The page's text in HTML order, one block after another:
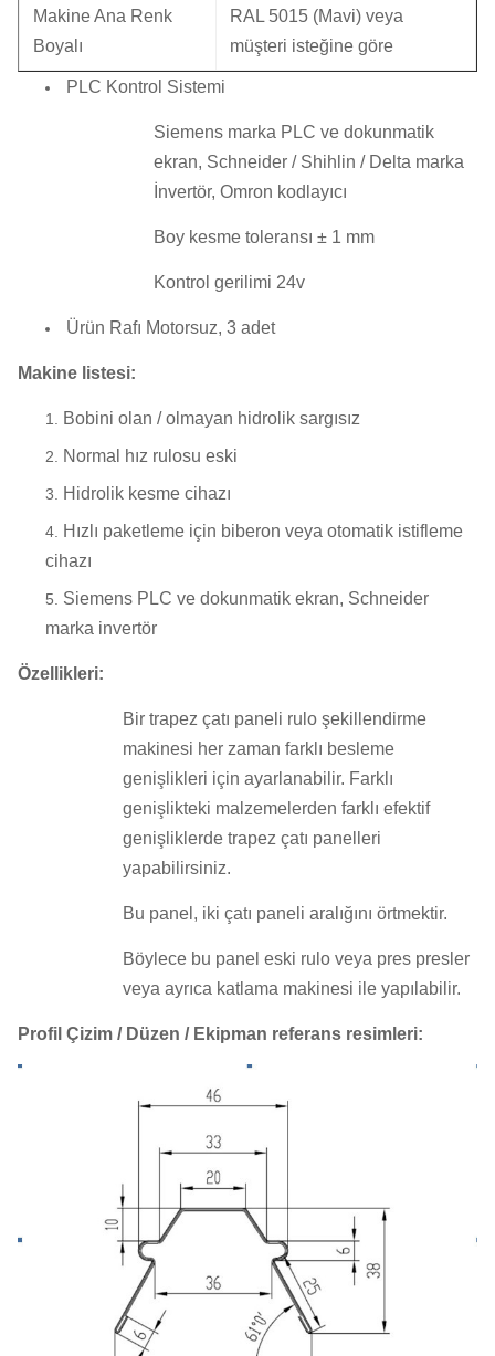
Makine Ana Renk
Boyalı
RAL 5015 (Mavi) veya
müşteri isteğine göre
PLC Kontrol Sistemi
Siemens marka PLC ve dokunmatik
ekran, Schneider / Shihlin / Delta marka
İnvertör, Omron kodlayıcı
Boy kesme toleransı ± 1 mm
Kontrol gerilimi 24v
Ürün Rafı Motorsuz, 3 adet
Makine listesi:
Bobini olan / olmayan hidrolik sargısız
Normal hız rulosu eski
Hidrolik kesme cihazı
Hızlı paketleme için biberon veya otomatik istifleme
cihazı
Siemens PLC ve dokunmatik ekran, Schneider
marka invertör
Özellikleri:
Bir trapez çatı paneli rulo şekillendirme
makinesi her zaman farklı besleme
genişlikleri için ayarlanabilir. Farklı
genişlikteki malzemelerden farklı efektif
genişliklerde trapez çatı panelleri
yapabilirsiniz.
Bu panel, iki çatı paneli aralığını örtmektir.
Böylece bu panel eski rulo veya pres presler
veya ayrıca katlama makinesi ile yapılabilir.
Profil Çizim / Düzen / Ekipman referans resimleri: